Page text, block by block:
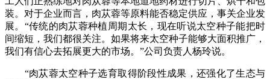
装。对于企业而言，肉苁蓉等原料能否稳定供应，事关企业发
展。“传统的肉苁蓉种植周期太长，现在听说太空种子能把时
间缩短，我们都很关注。如果将来太空种子能够大面积推广，
我们有信心去拓展更大的市场。”公司负责人杨玲说。
“肉苁蓉太空种子选育取得阶段性成果，还强化了生态与